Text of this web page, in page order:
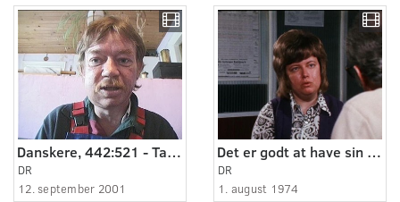
Danskere, 442:521 - Tandbylden slås ihjel.
DR
12. september 2001
Det er godt at have sin egen konto
DR
1. august 1974